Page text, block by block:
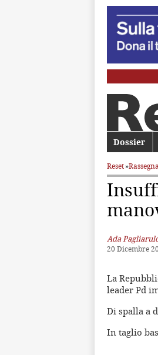
Vai al
Vai al
Dossier
Reset»
Ada
20 Dicembre
La
leader Pd
Di spalla a
In taglio